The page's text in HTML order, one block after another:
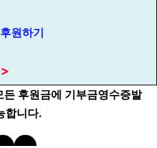
원하기
>
후원금에 기부금영수증발
합니다.